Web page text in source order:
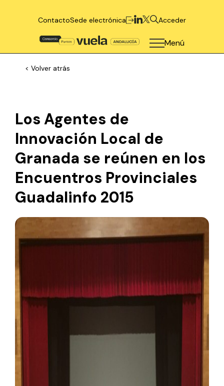
ContactoSede electrónica Acceder
Menú
< Volver atrás
Los Agentes de
Innovación Local de
Granada se reúnen en los
Encuentros Provinciales
Guadalinfo 2015